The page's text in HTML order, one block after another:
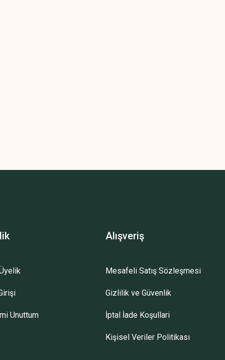
Unuttum
Alışveriş
Mesafeli Satış Sözleşmesi
Gizlilik ve Güvenlik
İptal İade Koşullari
Kişisel Veriler Politikası